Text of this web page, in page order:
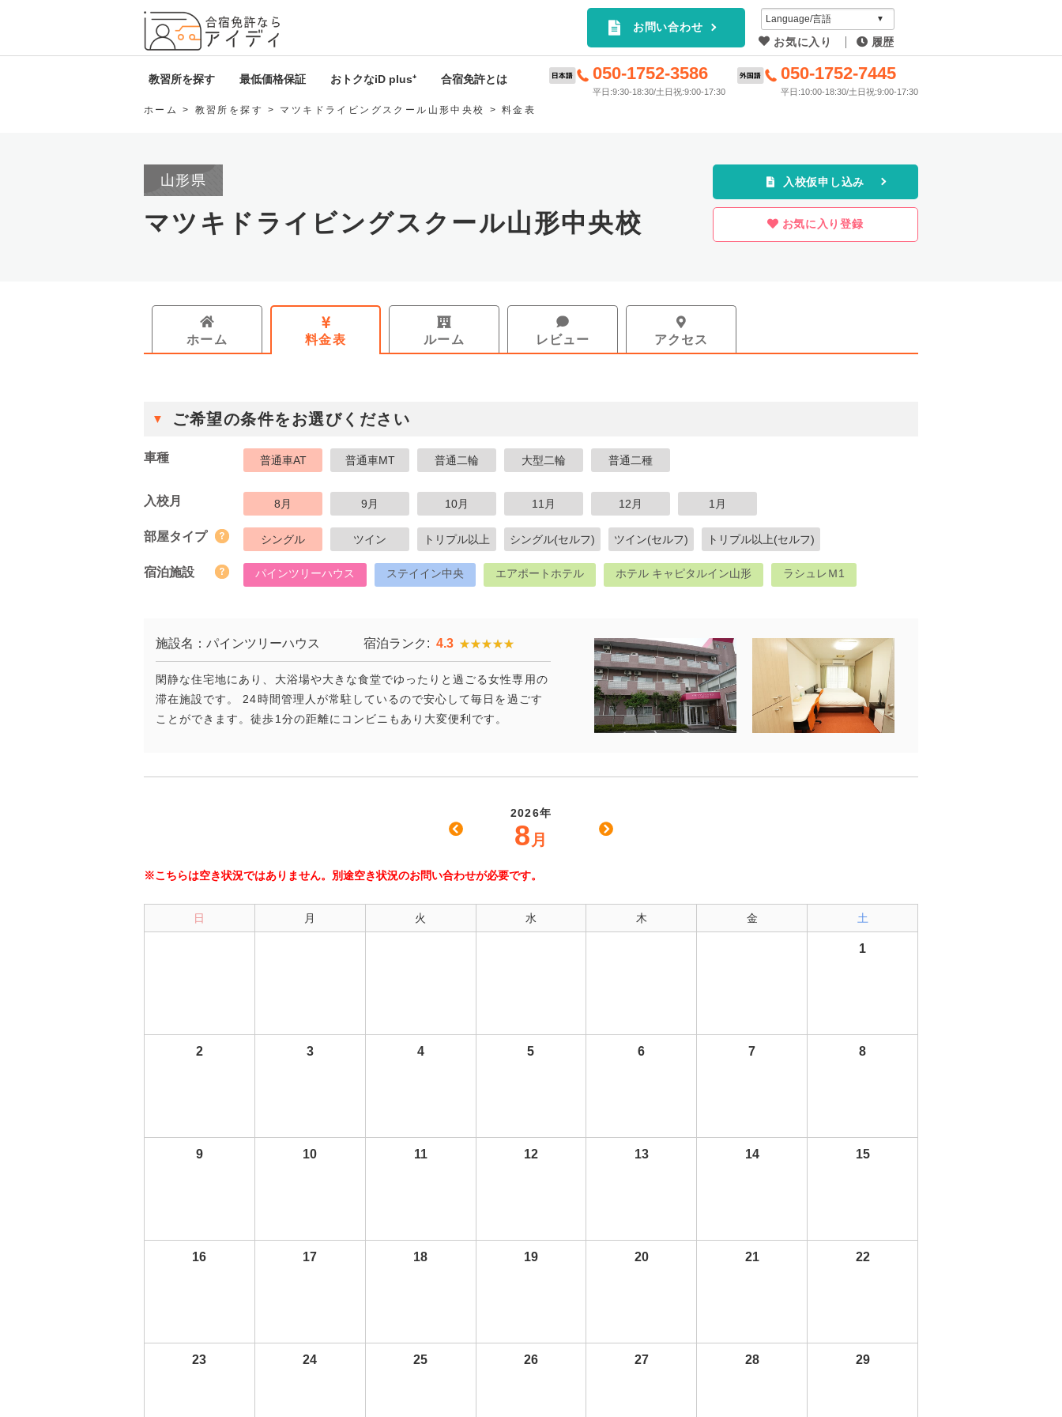
全国厳選の合宿免許プランを簡単検索｜アイディ
お問い合わせ
お気に入り
プラン
履歴
教習所を探す
北海道・東北
東海
中国・四国
九州・沖縄
最低価格保証 おトクなiD plus⁺
iD plus⁺特典
免許応援キャンペーン
合宿免許とは
合宿免許とは
持ち物
お支払いについて
050-1752-3586
平日:9:30-18:30/土日祝:9:00-17:30
050-1752-7445
平日:10:00-18:30/土日祝:9:00-17:30
ホーム 教習所を探す マツキドライビングスクール山形中央校 料金表
山形県
マツキドライビングスクール山形中央校
入校仮申し込み
お気に入り登録
ホーム 料金表 ルーム レビュー アクセス
ご希望の条件をお選びください
車種 普通車AT 普通車MT 普通二輪 大型二輪 普通二種
入校月 8月 9月 10月 11月 12月 1月
部屋タイプ シングル ツイン トリプル以上 シングル(セルフ) ツイン(セルフ) トリプル以上(セルフ)
宿泊施設 パインツリーハウス ステイイン中央 エアポートホテル ホテル キャピタルイン山形 ラシュレＭ1
施設名：パインツリーハウス 宿泊ランク: 4.3 ★★★★★
★★★★★
閑静な住宅地にあり、大浴場や大きな食堂でゆったりと過ごる女性専用の
滞在施設です。 24時間管理人が常駐しているので安心して毎日を過ごす
ことができます。徒歩1分の距離にコンビニもあり大変便利です。
2026年
8 月
※こちらは空き状況ではありません。別途空き状況のお問い合わせが必要です。
日 月 火 水 木 金 土
1
2 3 4 5 6 7 8
9 10 11 12 13 14 15
16 17 18 19 20 21 22
23 24 25 26 27 28 29